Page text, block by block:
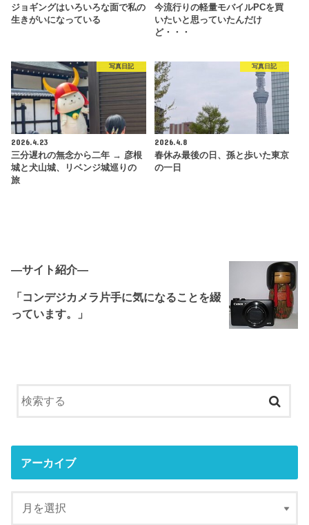
ジョギングはいろいろな面で私の
生きがいになっている
今流行りの軽量モバイルPCを買
いたいと思っていたんだけ
ど・・・
写真日記
2026.4.23
三分遅れの無念から二年 → 彦根
城と犬山城、リベンジ城巡りの
旅
写真日記
2026.4.8
春休み最後の日、孫と歩いた東京
の一日
―サイト紹介―
「コンデジカメラ片手に気になることを綴
っています。」
アーカイブ